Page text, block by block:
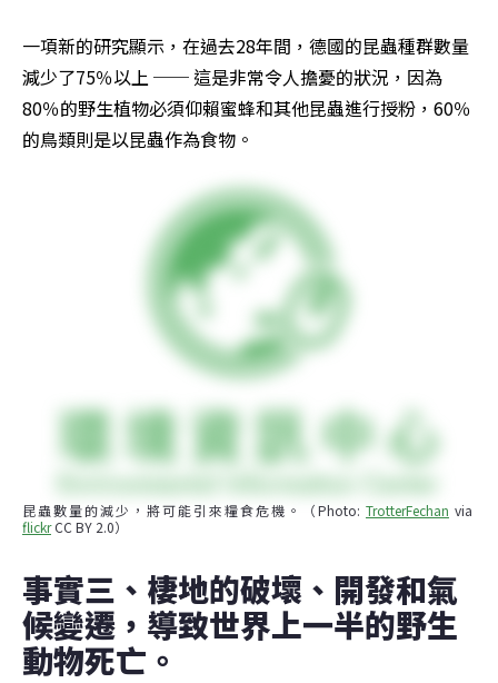
一項新的研究顯示，在過去28年間，德國的昆蟲種群數量
減少了75％以上 ── 這是非常令人擔憂的狀況，因為
80％的野生植物必須仰賴蜜蜂和其他昆蟲進行授粉，60％
的鳥類則是以昆蟲作為食物。
昆蟲數量的減少，將可能引來糧食危機。（Photo: TrotterFechan
flickr CC BY 2.0）
事實三、棲地的破壞、開發和氣
候變遷，導致世界上一半的野生
動物死亡。